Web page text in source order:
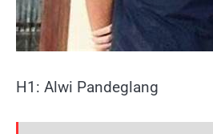
H1: Alwi Pandeglang